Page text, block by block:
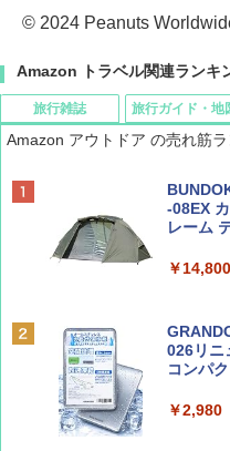
© 2024 Peanuts
Amazon トラベル関連ランキ
旅行雑誌
ディズ
誌] (Ｄ
Coyote
￥1,540
旅行ガイド・地
D40 地
力的な
A09 地
球の歩
[キャン
プテン
ッとサ
&ハイキ
PYKES
人用 折
Amazon アウトドア の売れ筋
-08EX
レーム
￥14,800
026リニ
コンパ
￥2,980